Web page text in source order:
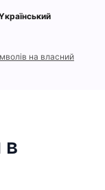
на власний
в